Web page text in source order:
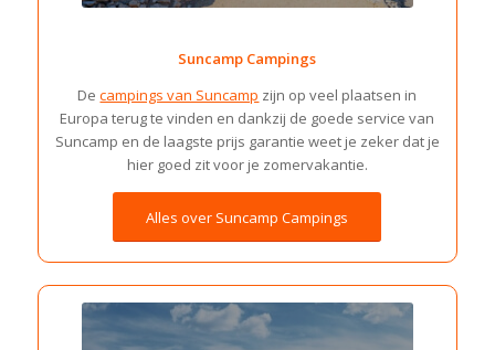
Suncamp Campings
Decampings van Suncamp zijn op veel plaatsen in
Europa terug te vinden en dankzij de goede service van
Suncamp en de laagste prijs garantie weet je zeker dat je
hier goed zit voor je zomervakantie.
Alles over Suncamp Campings